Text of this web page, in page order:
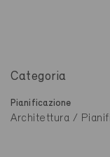
Categoria
Pianificazione
Architettura /